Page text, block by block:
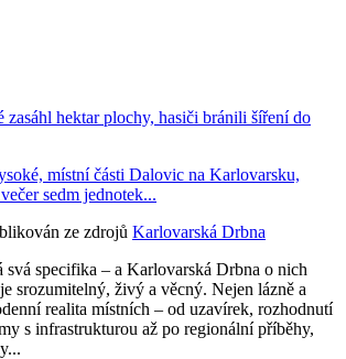
zasáhl hektar plochy, hasiči bránili šíření do
místní části Dalovic na Karlovarsku,
sedm jednotek...
ze zdrojů Karlovarská Drbna
specifika – a Karlovarská Drbna o nich
srozumitelný, živý a věcný. Nejen lázně a
realita místních – od uzavírek, rozhodnutí
s infrastrukturou až po regionální příběhy,